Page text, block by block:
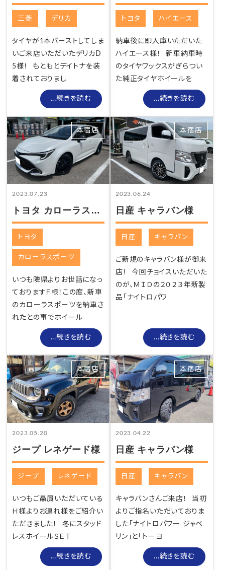
三菱 デリカ
タイヤが1本バーストしてしま
いご来店いただいたデリカD
5様！ もともとデイトナを装
着されておりまし
...続きを読む
トヨタ ハイエース
納車後に即入庫いただいた
ハイエース様！ 新車納車時
のタイヤワックスがぎらつい
た純正タイヤホイールを
...続きを読む
2023.07.23
トヨタ カローラスポーツ様
本宿店
トヨタ
カローラスポーツ
いつも隣県よりお世話になっ
ておりますＦ様！この度、新車
のカローラスポーツを納車さ
れたとの事でホイール
...続きを読む
2023.06.24
日産 キャラバン様
本宿店
日産 キャラバン
ご新規のキャラバン様が御来
店！ 今回チョイスいただいた
のが、ＭＩＤの２０２３年新製
品「ナイトロパワ
...続きを読む
2023.05.20
ジープ レネゲード様
本宿店
ジープ レネゲード
いつもご贔屓いただいている
Ｈ様よりお連れ様をご紹介い
ただきました！ 冬にスタッド
レスホイールＳＥＴ
...続きを読む
2023.04.22
日産 キャラバン様
本宿店
日産 キャラバン
キャラバンさんご来店！ 当初
よりご指名いただいておりま
した「ナイトロパワー ジャベ
リン」と「トーヨ
...続きを読む